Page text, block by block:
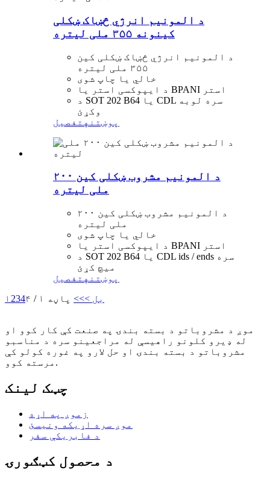
د المونیم انرژي څښاک ښکلی
کینونه ۳۵۵ ملی لیتره
د المونیم انرژي څښاک ښکلی کین
۳۵۵ ملی لیتره
خالي یا چاپ شوی
د ایپوکسی استر یا BPANI استر
د SOT 202 B64 یا CDL سره لوبه
وکړئ
پوښتنه تفصیل
د المونیم مشروب ښکلی کین ۲۰۰
ملی لیتره
د المونیم مشروب ښکلی کین ۲۰۰
ملی لیتره
خالي یا چاپ شوی
د ایپوکسی استر یا BPANI استر
د SOT 202 B64 یا CDL ids / ends سره
میچ کړئ
پوښتنه تفصیل
۱ 234 بل >>> پاڼه ۱ / ۴
موږ د مشروباتو د بسته بندۍ په صنعت کې کار کوو او
له ډیرو کلونو راهیسې له مراجعینو سره د مناسبو
مشروباتو د بسته بندۍ او حل لارو په غوره کولو کې
مرسته کوو.
چټک لینک
زموږ په اړه
موږ سره اړیکه ونیسئ
د فابریکې سفر
د محصول کټګورۍ